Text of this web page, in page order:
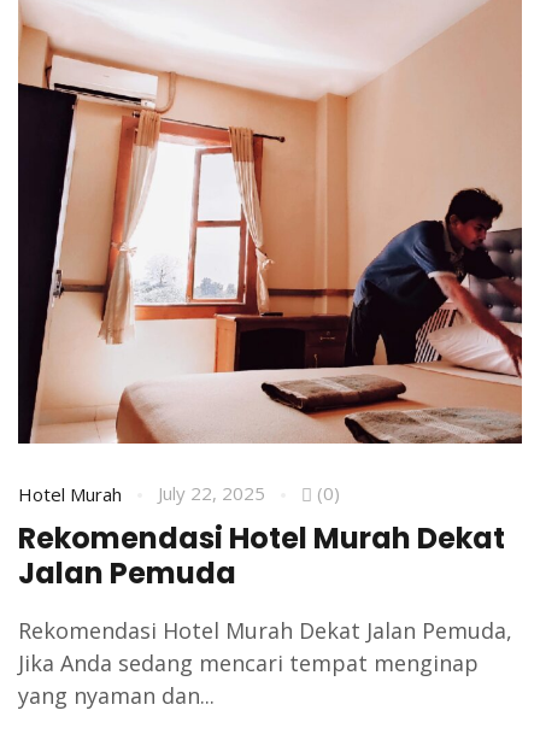
Hotel Murah July 22, 2025 (0)
Rekomendasi Hotel Murah Dekat
Jalan Pemuda
Rekomendasi Hotel Murah Dekat Jalan Pemuda,
Jika Anda sedang mencari tempat menginap
yang nyaman dan...